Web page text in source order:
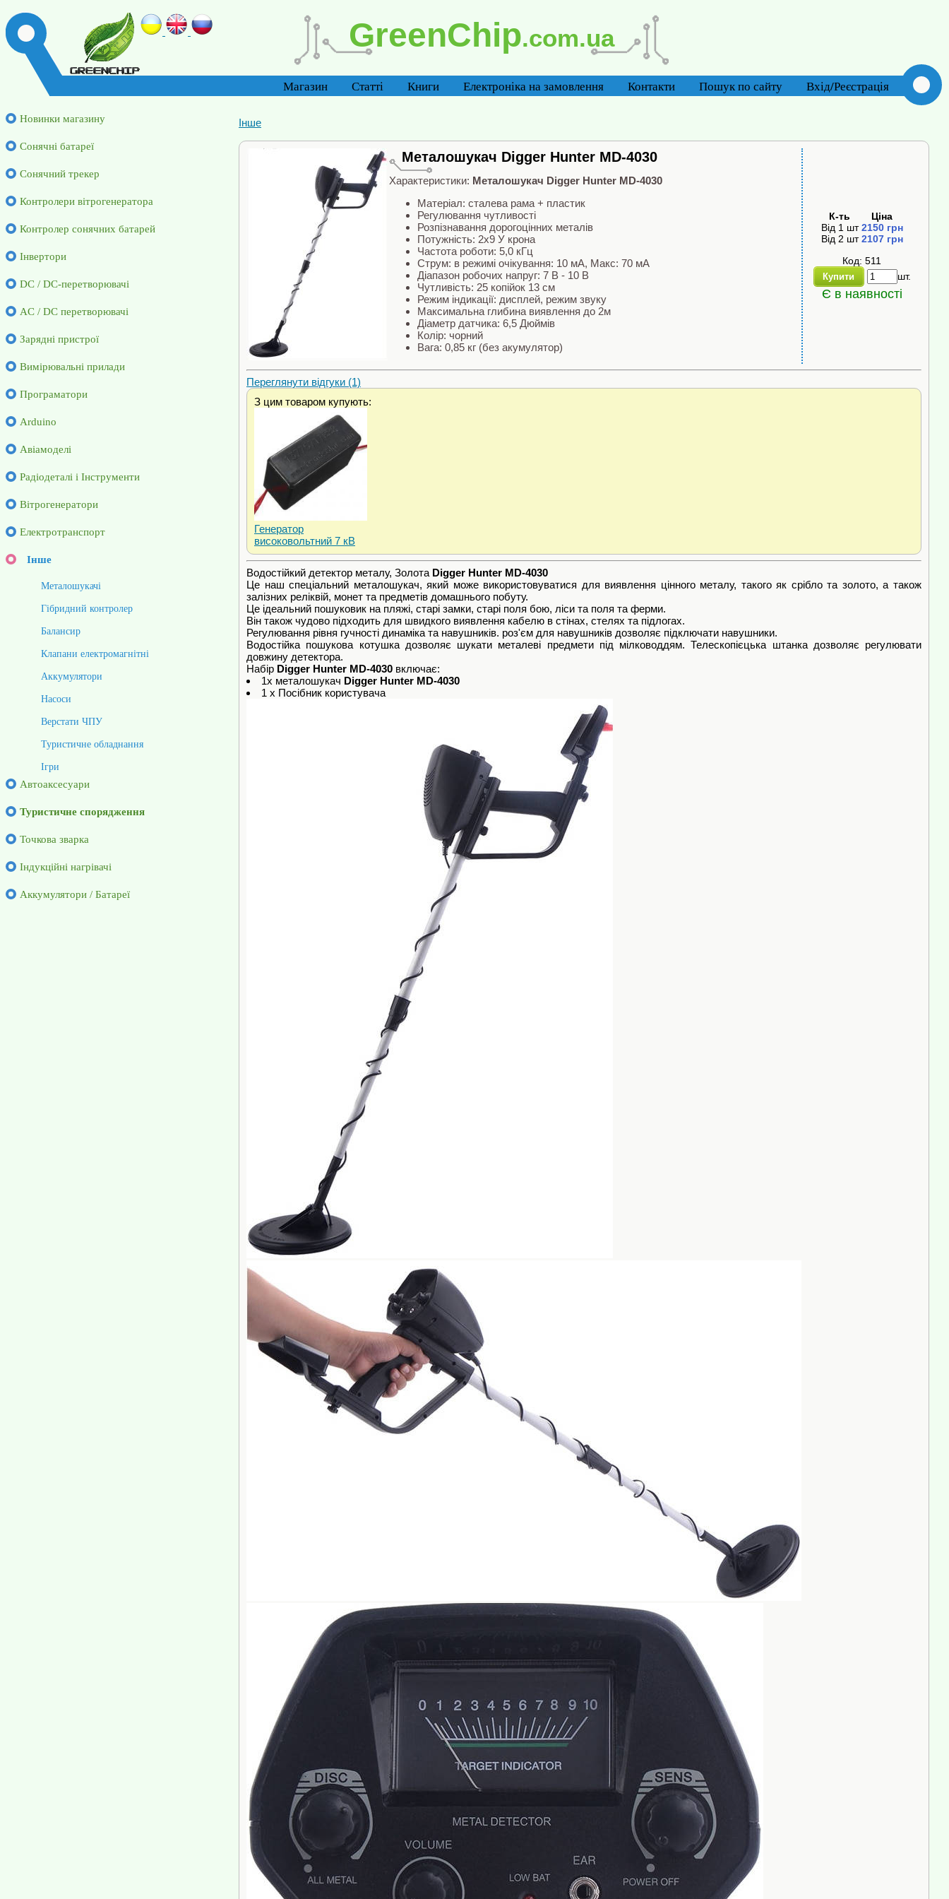
GreenChip.com.ua
Магазин Статті Книги Електроніка на замовлення Контакти Пошук по сайту Вхід/Реєстрація
Інше
Металошукач Digger Hunter MD-4030
Характеристики: Металошукач Digger Hunter MD-4030
Матеріал: сталева рама + пластик
Регулювання чутливості
Розпізнавання дорогоцінних металів
Потужність: 2x9 У крона
Частота роботи: 5,0 кГц
Струм: в режимі очікування: 10 мА, Макс: 70 мА
Діапазон робочих напруг: 7 В - 10 В
Чутливість: 25 копійок 13 см
Режим індикації: дисплей, режим звуку
Максимальна глибина виявлення до 2м
Діаметр датчика: 6,5 Дюймів
Колір: чорний
Вага: 0,85 кг (без акумулятор)
К-ть
Ціна
Від 1 шт 2150 грн
Від 2 шт 2107 грн
Код: 511
Купити шт.
Є в наявності
Переглянути відгуки (1)
З цим товаром купують:
Генератор
високовольтний 7 кВ
Водостійкий детектор металу, Золота Digger Hunter MD-4030
Це наш спеціальний металошукач, який може використовуватися для виявлення цінного металу, такого як срібло та золото, а також
залізних реліквій, монет та предметів домашнього побуту.
Це ідеальний пошуковик на пляжі, старі замки, старі поля бою, ліси та поля та ферми.
Він також чудово підходить для швидкого виявлення кабелю в стінах, стелях та підлогах.
Регулювання рівня гучності динаміка та навушників. роз'єм для навушників дозволяє підключати навушники.
Водостійка пошукова котушка дозволяє шукати металеві предмети під мілководдям. Телескопієцька штанка дозволяє регулювати
довжину детектора.
Набір Digger Hunter MD-4030 включає:
1х металошукач Digger Hunter MD-4030
1 х Посібник користувача
Новинки магазину
Cонячні батареї
Сонячний трекер
Контролери вітрогенератора
Контролер сонячних батарей
Інвертори
DC / DC-перетворювачі
AC / DC перетворювачі
Зарядні пристрої
Вимірювальні прилади
Програматори
Arduino
Авіамоделі
Радіодеталі і Інструменти
Вітрогенератори
Електротранспорт
Інше
Металошукачі
Гібридний контролер
Балансир
Клапани електромагнітні
Аккумулятори
Насоси
Верстати ЧПУ
Туристичне обладнання
Ігри
Автоаксесуари
Туристичне спорядження
Точкова зварка
Індукційні нагрівачі
Аккумулятори / Батареї